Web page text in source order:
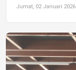
Jumat, 02 Januari 2026